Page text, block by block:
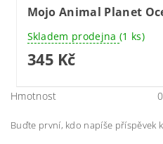
Mojo Animal Planet
Skladem prodejna (1 ks)
345 Kč
Hmotnost
Buďte první, kdo napíše příspěvek